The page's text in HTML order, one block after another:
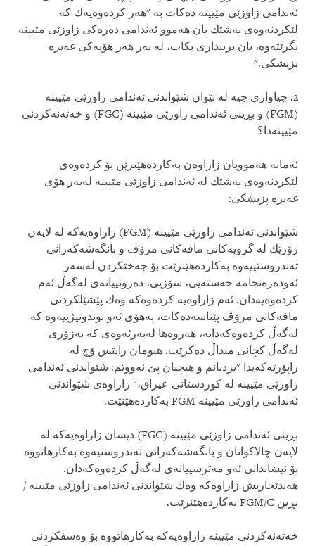
ئه‌ندامی‌ زاوزێی مێیینه‌ ده‌كات به‌ "هه‌ر كرده‌وه‌یه‌ك كه‌
لێكردنه‌وه‌ی‌ به‌شێك یان هه‌موو ئه‌ندامی‌ ده‌ره‌كی‌ زاوزێی مێیینه‌
بگرێته‌وه‌، یان برینداری‌ بكات، له‌ به‌ر هه‌ر هۆیه‌كی‌ غه‌یره‌
پزیشكی‌."
2. جیاوازی‌ چیه‌ له‌ نێوان شێواندنی‌ ئه‌ندامی‌ زاوزێی مێیینه‌
(FGM) و بڕینی‌ ئه‌ندامی‌ زاوزێی مێیینه‌ (FGC) و خه‌ته‌نه‌كردنی‌
مێیینه‌دا؟
ئه‌مانه‌ هه‌موویان زاراوه‌ن به‌كارده‌هێنرێن بۆ كرده‌وه‌ی‌
لێكردنه‌وه‌ی‌ به‌شێك له‌ ئه‌ندامی‌ زاوزێی مێیینه‌ له‌به‌ر هۆی‌
غه‌یره‌ پزیشكی‌:
شێواندنی‌ ئه‌ندامی‌ زاوزێی‌ مێیینه‌ (FGM) زاراوه‌یه‌كه‌ له‌ لایه‌ن
زۆرێك له‌ گروپه‌كانی‌ مافه‌كانی‌ مرۆڤ و بانگه‌شه‌كه‌رانی‌
ته‌ندروستییه‌وه‌ به‌كارده‌هێنرێت بۆ جه‌ختكردن له‌سه‌ر
ئه‌وده‌ره‌نجامه‌ جه‌سته‌یی، سۆزیی، ده‌رونییانه‌ی‌ له‌گه‌ڵ‌ ئه‌م
كرده‌وه‌یه‌دان. ئه‌م زاراوه‌یه‌ كرده‌وه‌كه‌ وه‌ك پێشێلكردنی‌
مافه‌كانی‌ مرۆڤ پێناسه‌ده‌كات، به‌هۆی‌ ئه‌و توندوتیژییه‌وه‌ كه‌
له‌گه‌ڵ‌ كرده‌وه‌كه‌دایه‌، هه‌روه‌ها له‌به‌رئه‌وه‌ی‌ كه‌ به‌زۆری‌
له‌گه‌ڵ‌ كچانی‌ منداڵ‌ ده‌كرێت. هیومان رایتس ۆچ له‌
راپۆرته‌كه‌یدا "بردیانم و هیچیان پێ‌ نه‌ووتم: شێواندنی‌ ئه‌ندامی‌
زاوزێی مێیینه‌ له‌ كوردستانی‌ عیراق،" زاراوه‌ی‌ شێواندنی‌
ئه‌ندامی‌ زاوزێی مێیینه‌ FGM به‌كارده‌هێنێت.
بڕینی‌ ئه‌ندامی‌ زاوزێی مێیینه‌ (FGC) دیسان زاراوه‌یه‌كه‌ له‌
لایه‌ن چالاكوانان و بانگه‌شه‌كه‌رانی‌ ته‌ندروستیه‌وه‌ به‌كارهاتووه‌
بۆ نیشاندانی‌ ئه‌و مه‌ترسییانه‌ی‌ له‌گه‌ڵ‌ كرده‌وه‌كه‌دان.
هه‌ندێجاریش زاراوه‌كه‌ وه‌ك شێواندنی‌ ئه‌ندامی‌ زاوزێی مێیینه‌ /
بڕین FGM/C به‌كارده‌هێنرێت.
خه‌ته‌نه‌كردنی‌ مێیینه‌ زاراوه‌یه‌كه‌ به‌كارهاتووه‌ بۆ وه‌سفكردنی‌